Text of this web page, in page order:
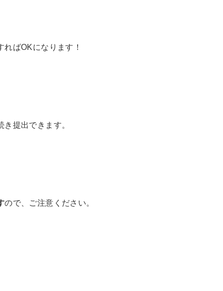
ばOKになります！
提出できます。
ので、ご注意ください。